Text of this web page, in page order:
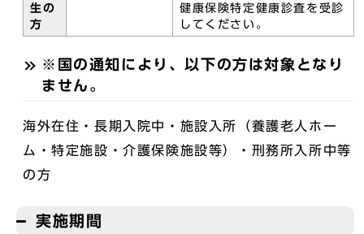
生の
方
健康保険特定健康診査を受診
してください。
※国の通知により、以下の方は対象となり
ません。
海外在住・長期入院中・施設入所（養護老人ホー
ム・特定施設・介護保険施設等）・刑務所入所中等
の方
実施期間